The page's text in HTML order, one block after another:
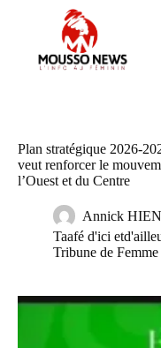
Plan stratégique 2026-
veut renforcer le
l’Ouest et du Centre
Annick HIEN
Taafé d'ici
Tribune de Femme